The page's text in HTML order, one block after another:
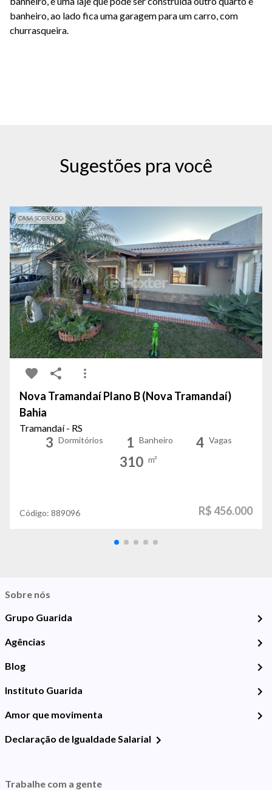
banheiro, ao lado fica uma garagem para um carro, com
churrasqueira.
Sugestões pra você
CASA SOBRADO
Nova Tramandaí Plano B (Nova Tramandaí)
Bahia
Tramandaí - RS
3 Dormitórios 1 Banheiro 4 Vagas
310 m²
Código: 889096 R$ 456.000
Sobre nós
Grupo Guarida
Agências
Blog
Instituto Guarida
Amor que movimenta
Declaração de Igualdade Salarial
Trabalhe com a gente